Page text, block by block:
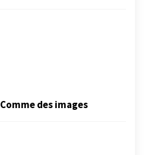
Comme des images